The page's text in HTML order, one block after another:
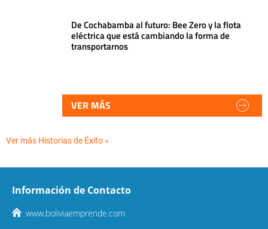
De Cochabamba al futuro: Bee Zero y la flota
eléctrica que está cambiando la forma de
transportarnos
VER MÁS
Ver más Historias de Éxito »
Información de Contacto
www.boliviaemprende.com